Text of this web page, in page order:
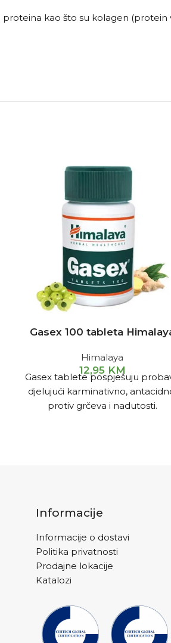
kao što su kolagen (protein
Gasex 100 tableta
Himalaya
12,95 KM
Gasex tablete pospješuju
djelujući karminativno,
protiv grčeva i nadutosti.
Informacije
Informacije o dostavi
Politika privatnosti
Prodajne lokacije
Katalozi